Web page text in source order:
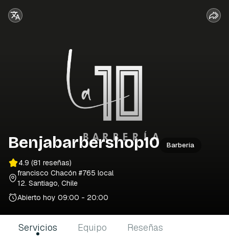
Benjabarbershop10 Barbería
4.9 (81 reseñas)
francisco Chacón #765 local
12. Santiago, Chile
Abierto hoy 09:00 - 20:00
Servicios Equipo Reseñas